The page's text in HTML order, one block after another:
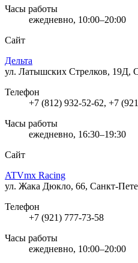
Часы работы
ежедневно, 10:00–20:00
Сайт
Дельта
ул. Латышских Стрелков, 19Д,
Телефон
+7 (812) 932-52-62, +7
Часы работы
ежедневно, 16:30–19:30
Сайт
ATVmx Racing
ул. Жака Дюкло, 66, Санкт-
Телефон
+7 (921) 777-73-58
Часы работы
ежедневно, 10:00–20:00